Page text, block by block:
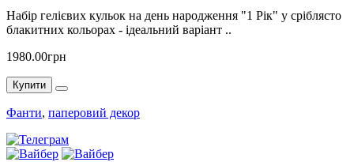
Набір гелієвих кульок на день народження "1 Рік" у сріблясто
блакитних кольорах - ідеальний варіант ..
1980.00грн
Купити
Фанти, паперовий декор